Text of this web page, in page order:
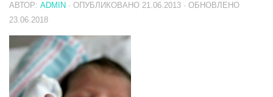
АВТОР: ADMIN · ОПУБЛИКОВАНО 21.06.2013 · ОБНОВЛЕНО
23.06.2018